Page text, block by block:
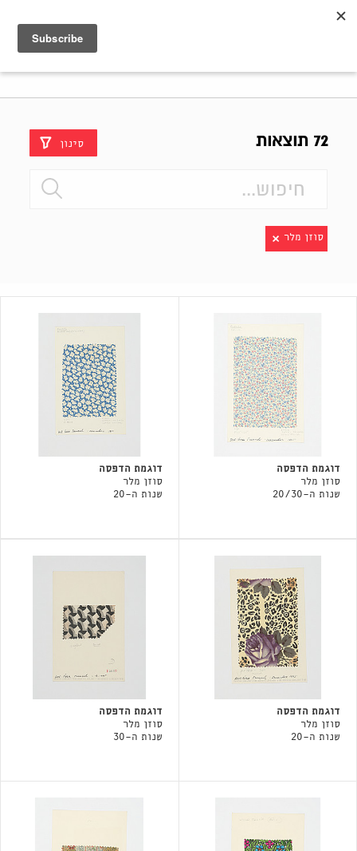
72 תוצאות סינון
סוזן מלר
דוגמת הדפסה
סוזן מלר
שנות ה-20/30
דוגמת הדפסה
סוזן מלר
שנות ה-20
דוגמת הדפסה
סוזן מלר
שנות ה-20
דוגמת הדפסה
סוזן מלר
שנות ה-30